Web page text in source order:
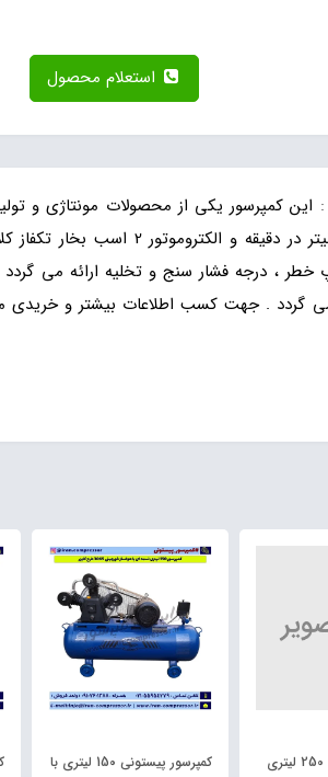
: این کمپرسور یکی از محصولات مونتاژی و
، درجه فشار سنج و تخلیه ارائه می
گردد . جهت کسب اطلاعات بیشتر و خریدی
کمپرسور پیستونی 250 لیتری
کمپرسور پیستونی 150 لیتری با